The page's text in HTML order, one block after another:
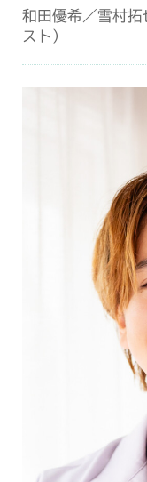
和田優希／雪村
スト）